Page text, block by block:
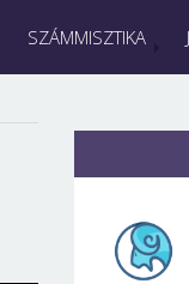
SZÁMMISZTIKA